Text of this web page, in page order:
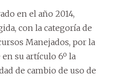
en el año 2014,
con la categoría de
Manejados, por la
en su artículo 6º la
de cambio de uso de